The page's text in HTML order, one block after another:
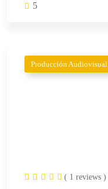
5
Producción Audiovisual
( 1 reviews )